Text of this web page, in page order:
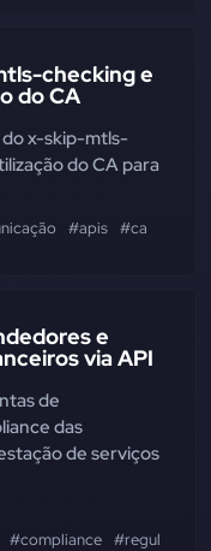
checking e
do CA
do x-skip-mtls-
do CA para
#apis #ca
e
via API
de
das
de serviços
#compliance